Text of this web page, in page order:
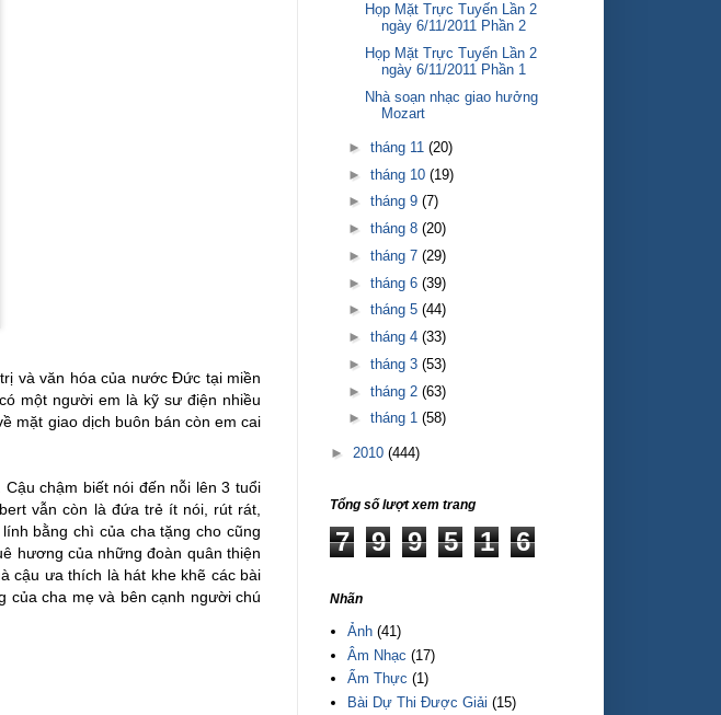
và văn hóa của nước Đức tại miền
một người em là kỹ sư điện nhiều
mặt giao dịch buôn bán còn em cai
chậm biết nói đến nỗi lên 3 tuổi
vẫn còn là đứa trẻ ít nói, rút rát,
bằng chì của cha tặng cho cũng
hương của những đoàn quân thiện
cậu ưa thích là hát khe khẽ các bài
của cha mẹ và bên cạnh người chú
Họp Mặt Trực Tuyến Lần 2
ngày 6/11/2011 Phần 2
Họp Mặt Trực Tuyến Lần 2
ngày 6/11/2011 Phần 1
Nhà soạn nhạc giao hưởng
Mozart
► tháng 11 (20)
► tháng 10 (19)
► tháng 9 (7)
► tháng 8 (20)
► tháng 7 (29)
► tháng 6 (39)
► tháng 5 (44)
► tháng 4 (33)
► tháng 3 (53)
► tháng 2 (63)
► tháng 1 (58)
► 2010 (444)
Tổng số lượt xem trang
7 9 9 5 1 6
Nhãn
Ảnh (41)
Âm Nhạc (17)
Ẩm Thực (1)
Bài Dự Thi Được Giải (15)